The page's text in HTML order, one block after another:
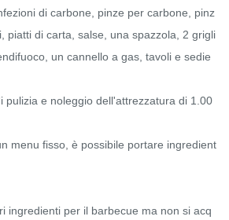
di carbone, pinze per carbone, pinz
piatti di carta, salse, una spazzola, 2 grigli
un cannello a gas, tavoli e sedie
pulizia e noleggio dell'attrezzatura di 1.00
menu fisso, è possibile portare ingredient
ingredienti per il barbecue ma non si acq